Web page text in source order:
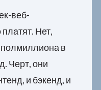
веб-
Нет,
в
Черт, они
и бэкенд, и